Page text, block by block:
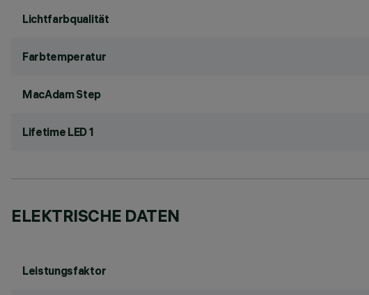
Lichtfarbqualität
Farbtemperatur
MacAdam Step
Lifetime LED 1
ELEKTRISCHE DATEN
Leistungsfaktor